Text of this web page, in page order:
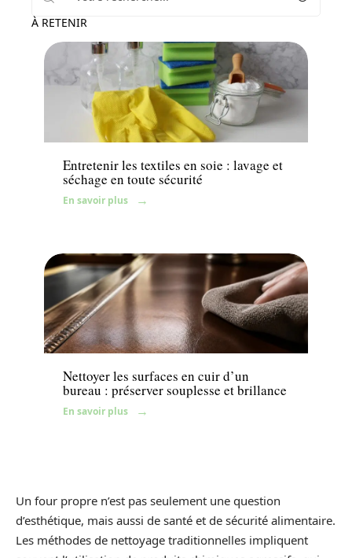
À RETENIR
Entretenir les textiles en soie : lavage et
séchage en toute sécurité
En savoir plus
Décoration Interieure
Nettoyer les surfaces en cuir d’un
bureau : préserver souplesse et brillance
En savoir plus
Un four propre n’est pas seulement une question
d’esthétique, mais aussi de santé et de sécurité alimentaire.
Les méthodes de nettoyage traditionnelles impliquent